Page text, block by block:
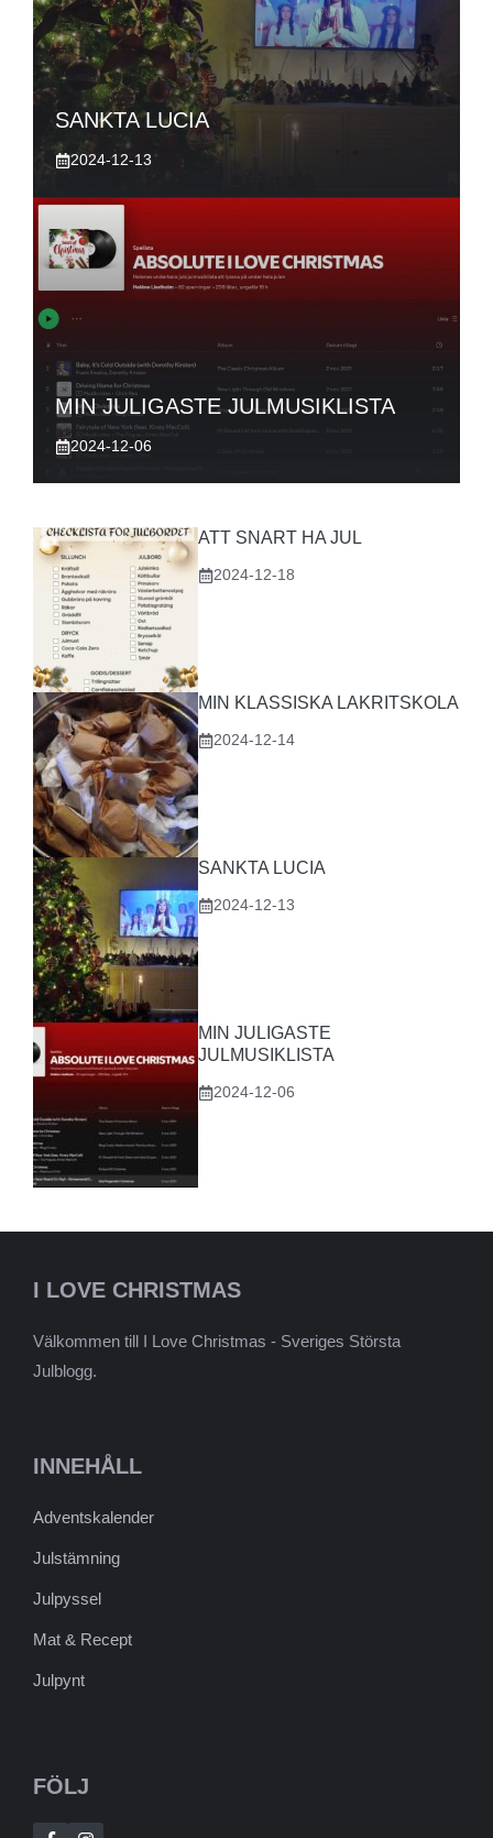
SANKTA LUCIA
2024-12-13
MIN JULIGASTE JULMUSIKLISTA
2024-12-06
ATT SNART HA JUL
2024-12-18
MIN KLASSISKA LAKRITSKOLA
2024-12-14
SANKTA LUCIA
2024-12-13
MIN JULIGASTE
JULMUSIKLISTA
2024-12-06
I LOVE CHRISTMAS
Välkommen till I Love Christmas - Sveriges Största
Julblogg.
INNEHÅLL
Adventskalender
Julstämning
Julpyssel
Mat & Recept
Julpynt
FÖLJ